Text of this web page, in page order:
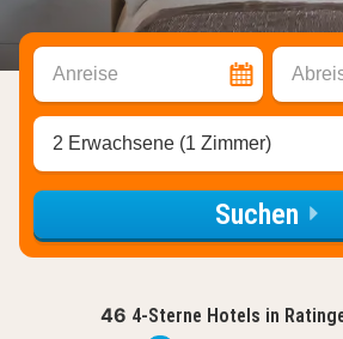
Anreise
2 Erwachsene (1 Zimmer)
Suchen
46 4-Sterne Hotels in